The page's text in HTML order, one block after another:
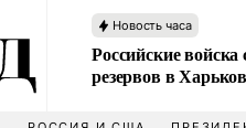
Новость часа
Российские
резервов в